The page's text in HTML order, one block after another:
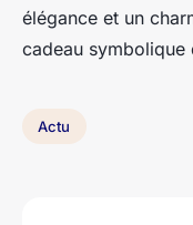
élégance et un
cadeau
Actu